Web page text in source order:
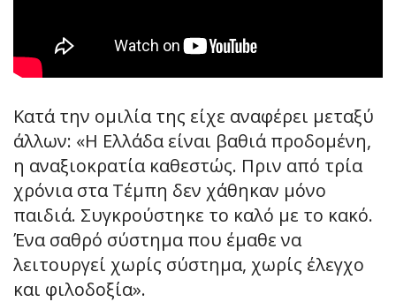
Κατά την ομιλία της είχε αναφέρει μεταξύ
άλλων: «Η Ελλάδα είναι βαθιά προδομένη,
η αναξιοκρατία καθεστώς. Πριν από τρία
χρόνια στα Τέμπη δεν χάθηκαν μόνο
παιδιά. Συγκρούστηκε το καλό με το κακό.
Ένα σαθρό σύστημα που έμαθε να
λειτουργεί χωρίς σύστημα, χωρίς έλεγχο
και φιλοδοξία».